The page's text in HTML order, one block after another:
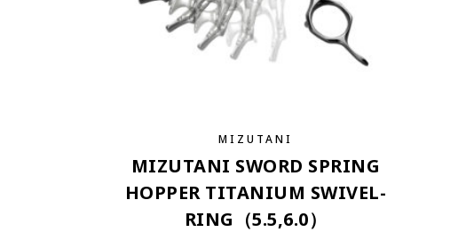
MIZUTANI
MIZUTANI SWORD SPRING
HOPPER TITANIUM SWIVEL-
RING（5.5,6.0）